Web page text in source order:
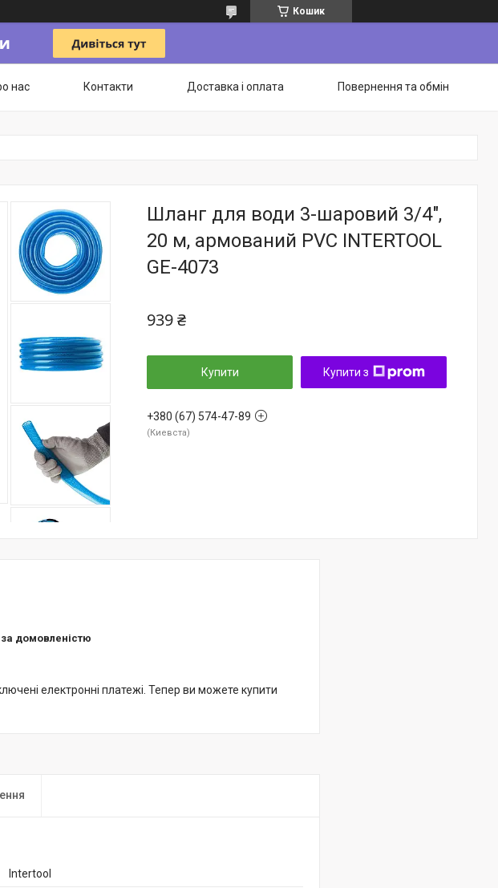
Кошик
нас Контакти Доставка і оплата Повернення та обмін
Шланг для води 3-шаровий 3/4",
20 м, армований PVC INTERTOOL
GE-4073
939 ₴
Купити Купити з
+380 (67) 574-47-89
Киевста
за домовленістю
електронні платежі. Тепер ви можете купити
Intertool